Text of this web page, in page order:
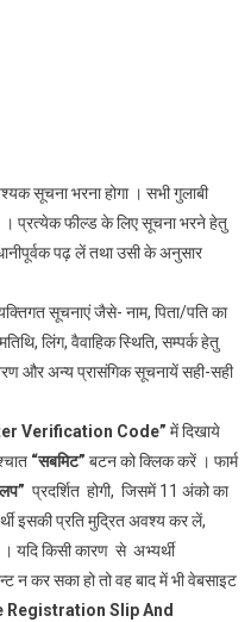
सूचना भरना होगा । सभी गुलाबी
प्रत्‍येक फील्‍ड के लिए सूचना भरने हेतु
पढ़ लें तथा उसी के अनुसार
सूचनाएं जैसे- नाम, पिता/पति का
लिंग, वैवाहिक स्थिति, सम्‍पर्क हेतु
और अन्‍य प्रासंगिक सूचनायें सही-सही
Verification Code” में दिखाये
“सबमिट” बटन को क्लिक करें । फार्म
” प्रदर्शित होगी, जिसमें 11 अंको का
इसकी प्रति मुद्रित अवश्‍य कर लें,
। यदि किसी कारण से अभ्‍यर्थी
न कर सका हो तो वह बाद में भी वेबसाइट
Registration Slip And